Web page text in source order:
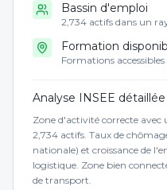
Bassin d'emploi
2,734 actifs dans un
Formation
Formations
Analyse INSEE détaillée
Zone d'activité correcte
2,734 actifs. Taux de
nationale) et croissance de
logistique. Zone bien
de transport.